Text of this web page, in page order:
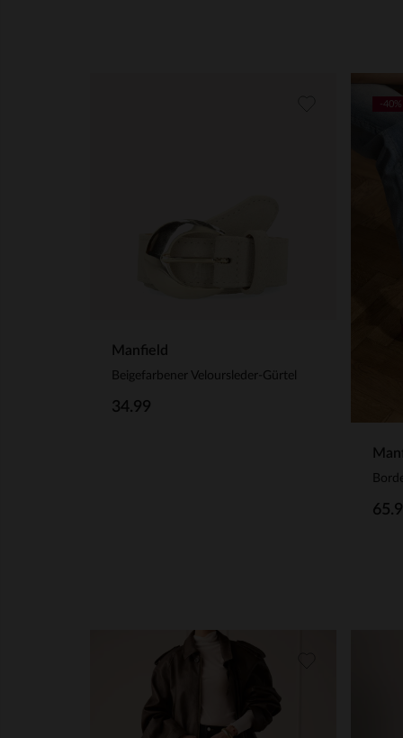
Manfield
Beigefarbener Veloursleder-Gürtel
34.99
-40%